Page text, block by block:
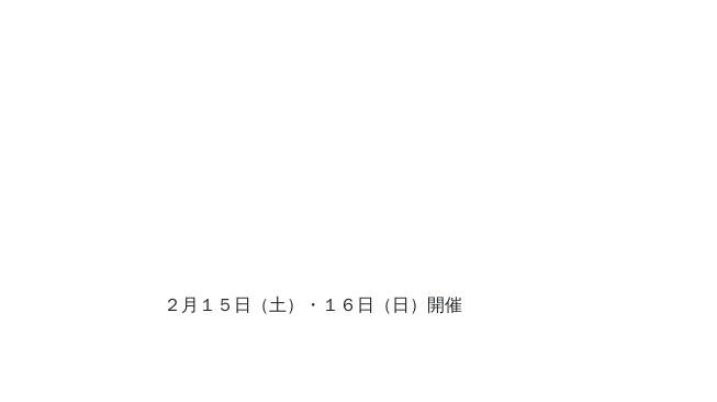
２月１５日（土）・１６日（日）開催